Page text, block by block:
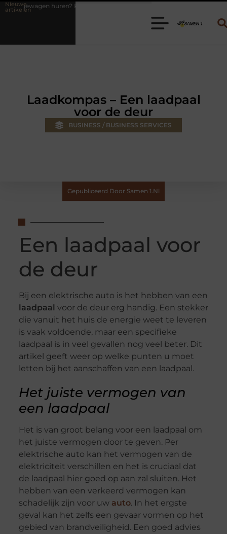
Nieuwe
artikelen
Kies de juiste aanhanger voor jouw klus
Laadkompas – Een laadpaal
voor de deur
BUSINESS / BUSINESS SERVICES
Gepubliceerd Door Samen 1.nl
Een laadpaal voor
de deur
Bij een elektrische auto is het hebben van een
laadpaal voor de deur erg handig. Een stekker
die vanuit het huis de energie weet te leveren
is vaak voldoende, maar een specifieke
laadpaal is in veel gevallen nog veel beter. Dit
artikel geeft weer op welke punten u moet
letten bij het aanschaffen van een laadpaal.
Het juiste vermogen van
een laadpaal
Het is van groot belang voor een laadpaal om
het juiste vermogen door te geven. Per
elektrische auto kan het vermogen van de
elektriciteit verschillen en het is cruciaal dat
de laadpaal hier goed op aan zal sluiten. Het
hebben van een verkeerd vermogen kan
schadelijk zijn voor uw auto. In het ergste
geval kan het zelfs een gevaar vormen op het
gebied van brandveiligheid. Een goed advies